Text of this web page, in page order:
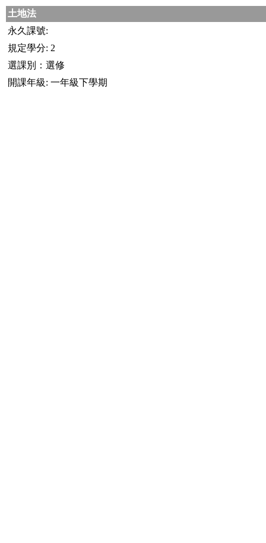
土地法
永久課號:
規定學分: 2
選課別：選修
開課年級: 一年級下學期